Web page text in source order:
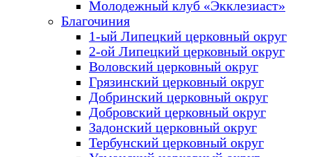
Молодежный клуб «Экклезиаст»
Благочиния
1-ый Липецкий церковный округ
2-ой Липецкий церковный округ
Воловский церковный округ
Грязинский церковный округ
Добринский церковный округ
Добровский церковный округ
Задонский церковный округ
Тербунский церковный округ